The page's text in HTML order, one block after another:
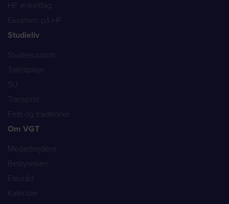
HF enkeltfag
Eksamen på HF
Studieliv
Studiesupport
Talentpleje
SU
Transport
Fest og traditioner
Om VGT
Medarbejdere
Bestyrelsen
Elevråd
Kalender